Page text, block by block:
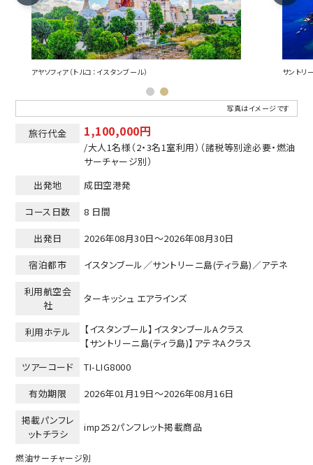
アヤソフィア（トルコ：イスタンブール） サントリ
写真はイメージです
旅行代金 1,100,000円
/大人1名様（2・3名1室利用） （諸税等別途必要・燃油
サーチャージ別）
出発地
成田空港発
コース日数
8 日間
出発日
2026年08月30日～2026年08月30日
宿泊都市
イスタンブール／サントリーニ島(ティラ島)／アテネ
利用航空会
社
ターキッシュ エアラインズ
利用ホテル
【イスタンブール】イスタンブールAクラス
【サントリーニ島(ティラ島)】アテネAクラス
ツアーコード
TI-LIG8000
有効期限
2026年01月19日～2026年08月16日
掲載パンフレ
ットチラシ
imp252パンフレット掲載商品
燃油サーチャージ別